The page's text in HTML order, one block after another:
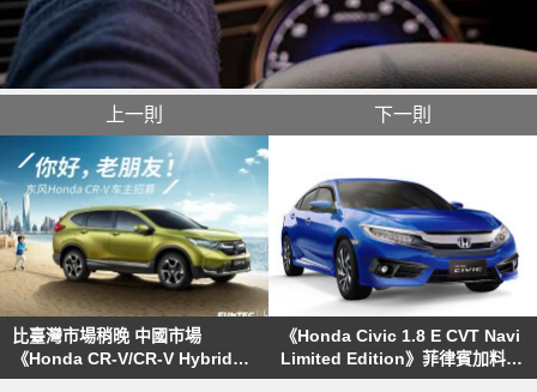
上一則
比臺灣市場稍晚 中國市場
《Honda CR-V/CR-V Hybrid》
預計7月9日開賣
下一則
《Honda Civic 1.8 E CVT Navi
Limited Edition》菲律賓加料登
場